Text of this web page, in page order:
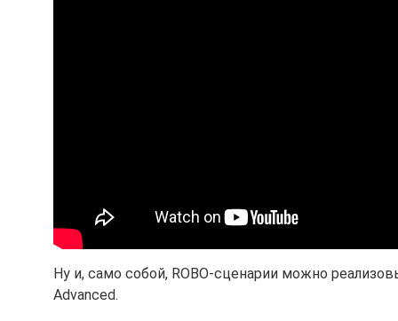
Ну и, само собой, ROBO-сценарии можно
Advanced.